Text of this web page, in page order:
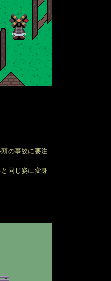
の事故に要注
同じ姿に変身